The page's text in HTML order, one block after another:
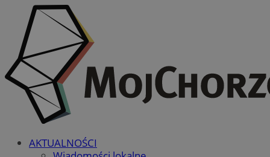
AKTUALNOŚCI